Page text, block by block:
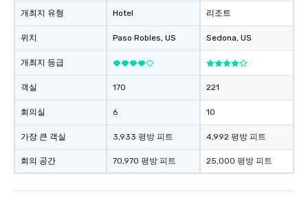
개최지 유형
위치
개최지 등급
객실
회의실
가장 큰 객실
회의 공간
Hotel
Paso Robles, US
170
6
3,933 평방 피트
70,970 평방 피트
리조트
Sedona, US
221
10
4,992 평방 피트
25,000 평방 피트